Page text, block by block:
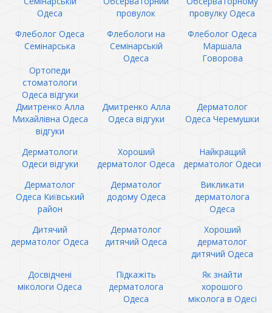
Одеса
провулок
провулку Одеса
Флеболог Одеса
Семінарська
Флебологи на
Семінарській
Одеса
Флеболог Одеса
Маршала
Говорова
Ортопеди
стоматологи
Одеса відгуки
Дмитренко Алла
Михайлівна Одеса
відгуки
Дмитренко Алла
Одеса відгуки
Дерматолог
Одеса Черемушки
Дерматологи
Одеси відгуки
Хороший
дерматолог Одеса
Найкращий
дерматолог Одеси
Дерматолог
Одеса Київський
район
Дерматолог
додому Одеса
Викликати
дерматолога
Одеса
Дитячий
дерматолог Одеса
Дерматолог
дитячий Одеса
Хороший
дерматолог
дитячий Одеса
Досвідчені
мікологи Одеса
Підкажіть
дерматолога
Одеса
Як знайти
хорошого
міколога в Одесі